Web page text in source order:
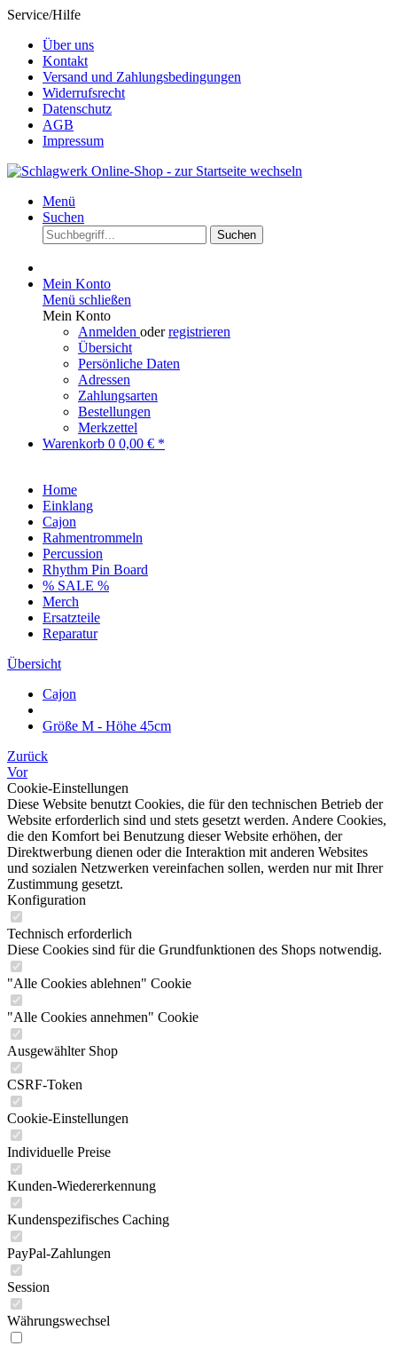
Service/Hilfe
Über uns
Kontakt
Versand und Zahlungsbedingungen
Widerrufsrecht
Datenschutz
AGB
Impressum
Menü
Suchen
Suchen
Mein Konto
Menü schließen
Mein Konto
Anmelden oderregistrieren
Übersicht
Persönliche Daten
Adressen
Zahlungsarten
Bestellungen
Merkzettel
Warenkorb 0 0,00 € *
Home
Einklang
Cajon
Rahmentrommeln
Percussion
Rhythm Pin Board
% SALE %
Merch
Ersatzteile
Reparatur
Übersicht
Cajon
Größe M - Höhe 45cm
Zurück
Vor
Cookie-Einstellungen
Diese Website benutzt Cookies, die für den technischen Betrieb der
Website erforderlich sind und stets gesetzt werden. Andere Cookies,
die den Komfort bei Benutzung dieser Website erhöhen, der
Direktwerbung dienen oder die Interaktion mit anderen Websites
und sozialen Netzwerken vereinfachen sollen, werden nur mit Ihrer
Zustimmung gesetzt.
Konfiguration
Technisch erforderlich
Diese Cookies sind für die Grundfunktionen des Shops notwendig.
"Alle Cookies ablehnen" Cookie
"Alle Cookies annehmen" Cookie
Ausgewählter Shop
CSRF-Token
Cookie-Einstellungen
Individuelle Preise
Kunden-Wiedererkennung
Kundenspezifisches Caching
PayPal-Zahlungen
Session
Währungswechsel